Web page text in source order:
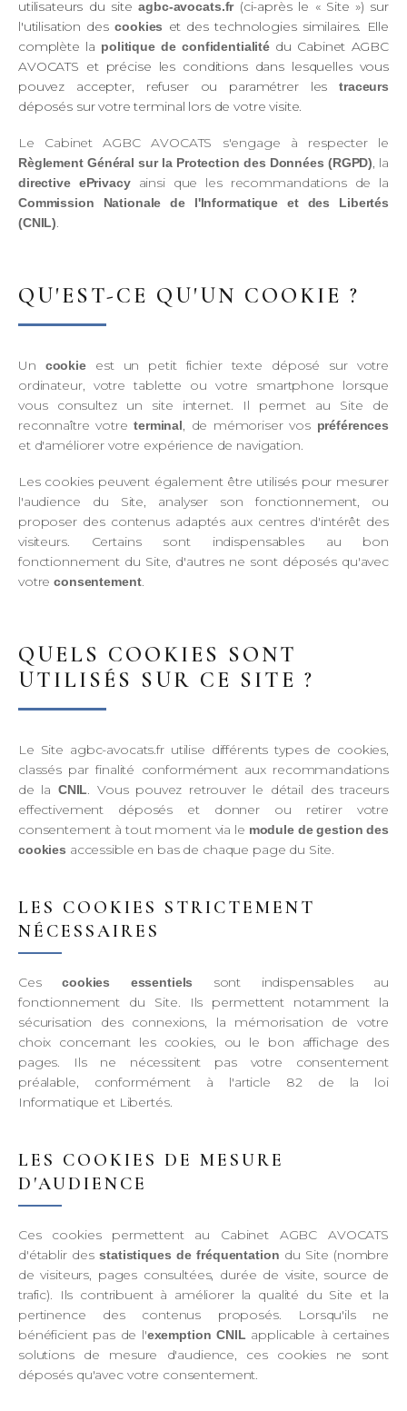
utilisateurs du siteagbc-avocats.fr(ci-après le « Site ») sur
l'utilisation descookies et des technologies similaires. Elle
complète la politique de confidentialité du Cabinet AGBC
AVOCATS et précise les conditions dans lesquelles vous
pouvez accepter, refuser ou paramétrer lestraceurs
déposés sur votre terminal lors de votre visite.
Le Cabinet AGBC AVOCATS s'engage à respecter le
Règlement Général sur la Protection des Données (RGPD), la
directive ePrivacyainsi que les recommandations de la
Commission Nationale de l'Informatique et des Libertés
(CNIL).
QU'EST-CE QU'UN COOKIE ?
Un cookieest un petit fichier texte déposé sur votre
ordinateur, votre tablette ou votre smartphone lorsque
vous consultez un site internet. Il permet au Site de
reconnaître votreterminal, de mémoriser vos préférences
et d'améliorer votre expérience de navigation.
Les cookies peuvent également être utilisés pour mesurer
l'audience du Site, analyser son fonctionnement, ou
proposer des contenus adaptés aux centres d'intérêt des
visiteurs. Certains sont indispensables au bon
fonctionnement du Site, d'autres ne sont déposés qu'avec
votreconsentement.
QUELS COOKIES SONT
UTILISÉS SUR CE SITE ?
Le Site agbc-avocats.fr utilise différents types de cookies,
classés par finalité conformément aux recommandations
de la CNIL. Vous pouvez retrouver le détail des traceurs
effectivement déposés et donner ou retirer votre
consentement à tout moment via le module de gestion des
cookies accessible en bas de chaque page du Site.
LES COOKIES STRICTEMENT
NÉCESSAIRES
Cescookies essentiels
sont indispensables au
fonctionnement du Site. Ils permettent notamment la
sécurisation des connexions, la mémorisation de votre
choix concernant les cookies, ou le bon affichage des
pages. Ils ne nécessitent pas votre consentement
préalable, conformément à l'article 82 de la loi
Informatique et Libertés.
LES COOKIES DE MESURE
D'AUDIENCE
Ces cookies permettent au Cabinet AGBC AVOCATS
d'établir desstatistiques de fréquentation du Site (nombre
de visiteurs, pages consultées, durée de visite, source de
trafic). Ils contribuent à améliorer la qualité du Site et la
pertinence des contenus proposés. Lorsqu'ils ne
bénéficient pas de l'exemption CNIL applicable à certaines
solutions de mesure d'audience, ces cookies ne sont
déposés qu'avec votre consentement.